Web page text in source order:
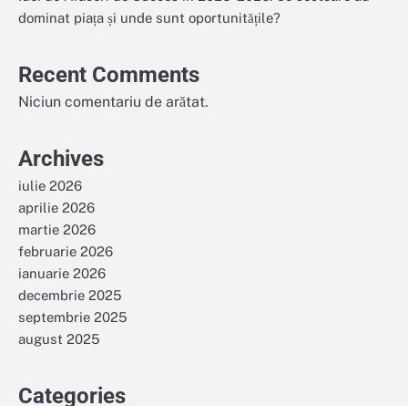
dominat piața și unde sunt oportunitățile?
Recent Comments
Niciun comentariu de arătat.
Archives
iulie 2026
aprilie 2026
martie 2026
februarie 2026
ianuarie 2026
decembrie 2025
septembrie 2025
august 2025
Categories